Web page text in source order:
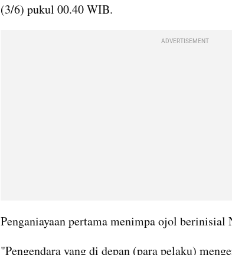
(3/6) pukul 00.40 WIB.
ADVERTISEMENT
Penganiayaan pertama menimpa ojol berinisial
"Pengendara yang di depan (para pelaku)